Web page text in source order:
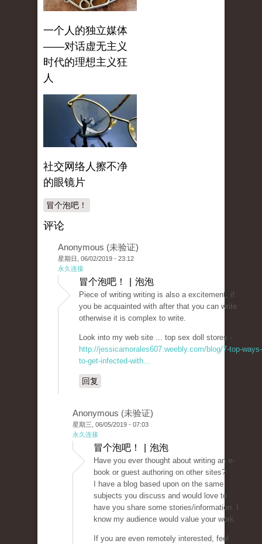
一个人的独立媒体
——对话虚无主义
时代的理想主义狂
人
社交网络人擦不净
的眼镜片
冒个泡吧！
评论
Anonymous (未验证)
星期日, 06/02/2019 - 23:12
永久连接
冒个泡吧！ | 泡泡
Piece of writing writing is also a excitement, if
you be acquainted with after that you can write
otherwise it is complex to write.
Look into my web site ... top sex doll stores -
http://jessicamorales607.weebly.com/blog/7-top-ways-
to-get-infected-with...
回复
Anonymous (未验证)
星期三, 06/05/2019 - 07:03
永久连接
冒个泡吧！ | 泡泡
Have you ever thought about writing an e-
book or guest authoring on other sites?
I have a blog based upon on the same
subjects you discuss and would love to
have you share some stories/information. I
know my audience would value your work.
If you are even remotely interested, feel